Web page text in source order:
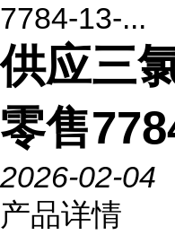
7784-13-...
供应三
零售
2026-02-04
产品详情